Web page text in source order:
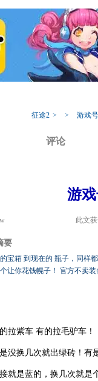
征途2 > > 游戏
评论
游
此文获
要
宝箱 到现在的 瓶子，同样
让你花钱幌子！ 官方不卖
拉紫车 有的拉毛驴车！
没换几次就出绿砖！有
就是蓝的，换几次就是